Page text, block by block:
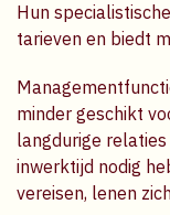
Hun
tarieven en biedt
minder geschikt
langdurige
inwerktijd nodig
vereisen, lenen